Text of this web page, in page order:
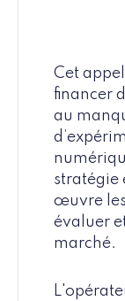
Cet
financer
au
stratégie
œuvre
évaluer
marché.